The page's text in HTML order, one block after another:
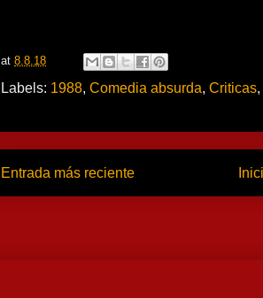
at 8.8.18
Labels: 1988, Comedia absurda, Criticas,
Entrada más reciente